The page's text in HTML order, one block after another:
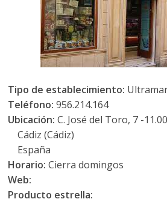
Tipo de establecimiento:
Teléfono:956.214.164
Ubicación:C. José del Toro, 7 -
Cádiz (Cádiz)
España
Horario:Cierra domingos
Web:
Producto estrella: